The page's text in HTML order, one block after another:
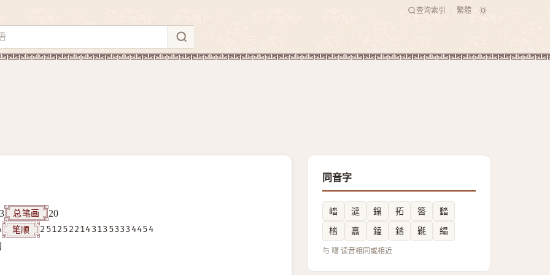
查询索引 繁體
3 总笔画
20
笔顺
25125221431353334454
同音字
崉 澾 鎉 拓 䈋
濌
㭼
譶 鎑 錔 毾 䌈
与 嚺 读音相同或相近